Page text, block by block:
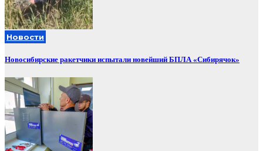
Новости
Новосибирские ракетчики испытали новейший БПЛА «Сибирячок»